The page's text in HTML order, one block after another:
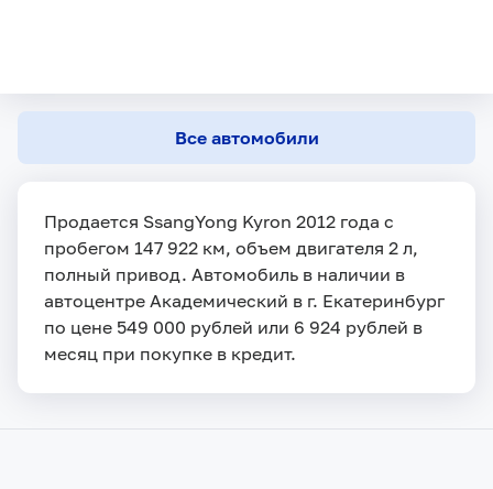
Все автомобили
Продается SsangYong Kyron 2012 года с
пробегом 147 922 км, объем двигателя 2 л,
полный привод. Автомобиль в наличии в
автоцентре Академический в г. Екатеринбург
по цене 549 000 рублей или 6 924 рублей в
месяц при покупке в кредит.